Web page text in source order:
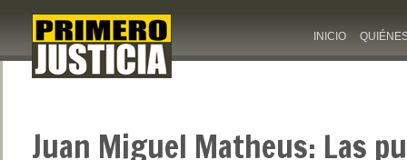
INICIO
Juan Miguel Matheus: Las